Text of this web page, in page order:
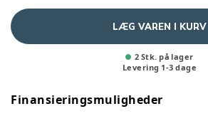
LÆG VAREN I KURV
2 Stk. på lager
Levering 1-3 dage
Finansieringsmuligheder